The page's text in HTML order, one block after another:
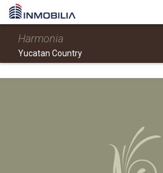
Harmonia
Yucatan Country